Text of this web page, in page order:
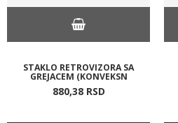
STAKLO RETROVIZORA SA
GREJACEM (KONVEKSN
880,38 RSD